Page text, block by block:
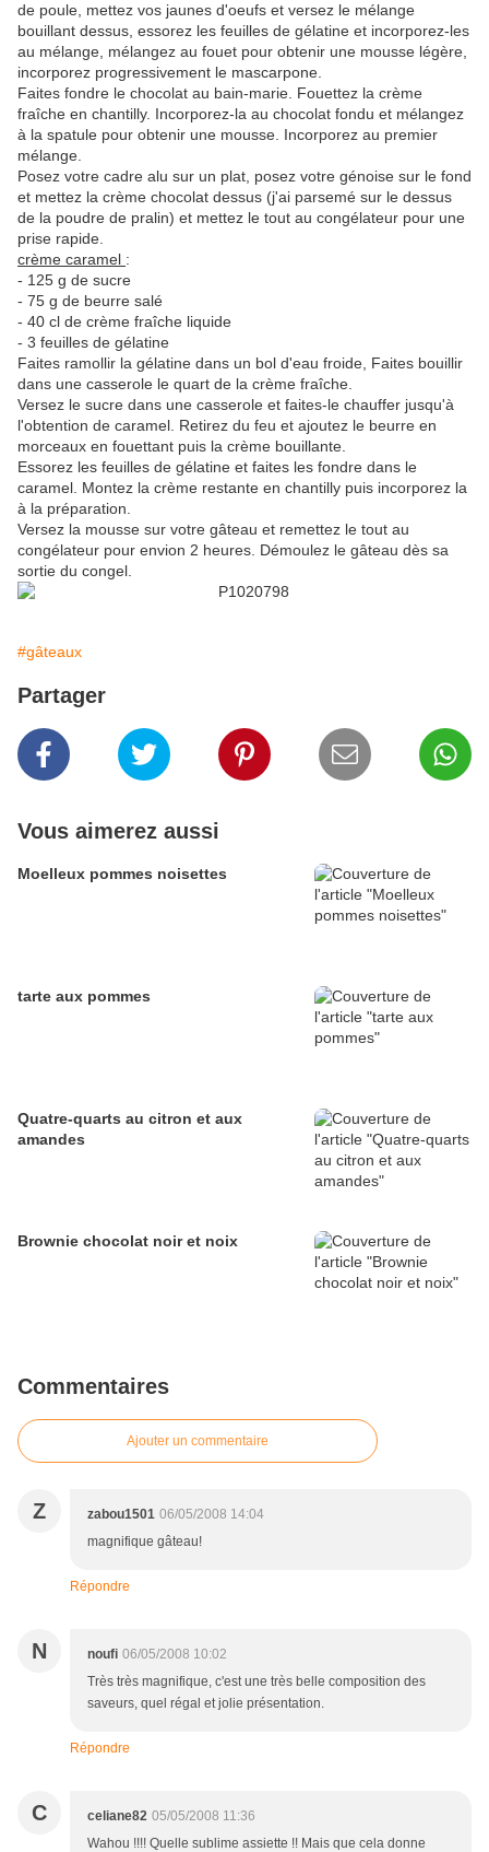
de poule, mettez vos jaunes d'oeufs et versez le mélange
bouillant dessus, essorez les feuilles de gélatine et incorporez-les
au mélange, mélangez au fouet pour obtenir une mousse légère,
incorporez progressivement le mascarpone.
Faites fondre le chocolat au bain-marie. Fouettez la crème
fraîche en chantilly. Incorporez-la au chocolat fondu et mélangez
à la spatule pour obtenir une mousse. Incorporez au premier
mélange.
Posez votre cadre alu sur un plat, posez votre génoise sur le fond
et mettez la crème chocolat dessus (j'ai parsemé sur le dessus
de la poudre de pralin) et mettez le tout au congélateur pour une
prise rapide.
crème caramel :
- 125 g de sucre
- 75 g de beurre salé
- 40 cl de crème fraîche liquide
- 3 feuilles de gélatine
Faites ramollir la gélatine dans un bol d'eau froide, Faites bouillir
dans une casserole le quart de la crème fraîche.
Versez le sucre dans une casserole et faites-le chauffer jusqu'à
l'obtention de caramel. Retirez du feu et ajoutez le beurre en
morceaux en fouettant puis la crème bouillante.
Essorez les feuilles de gélatine et faites les fondre dans le
caramel. Montez la crème restante en chantilly puis incorporez la
à la préparation.
Versez la mousse sur votre gâteau et remettez le tout au
congélateur pour envion 2 heures. Démoulez le gâteau dès sa
sortie du congel.
#gâteaux
Partager
Vous aimerez aussi
Moelleux pommes noisettes
tarte aux pommes
Quatre-quarts au citron et aux
amandes
Brownie chocolat noir et noix
Commentaires
Ajouter un commentaire
Z zabou1501 06/05/2008 14:04
magnifique gâteau!
Répondre
N noufi 06/05/2008 10:02
Très très magnifique, c'est une très belle composition des
saveurs, quel régal et jolie présentation.
Répondre
C celiane82 05/05/2008 11:36
Wahou !!!! Quelle sublime assiette !! Mais que cela donne